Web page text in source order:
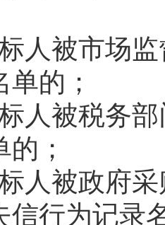
人被市场
的；
人被税务
；
人被政府
信行为记录